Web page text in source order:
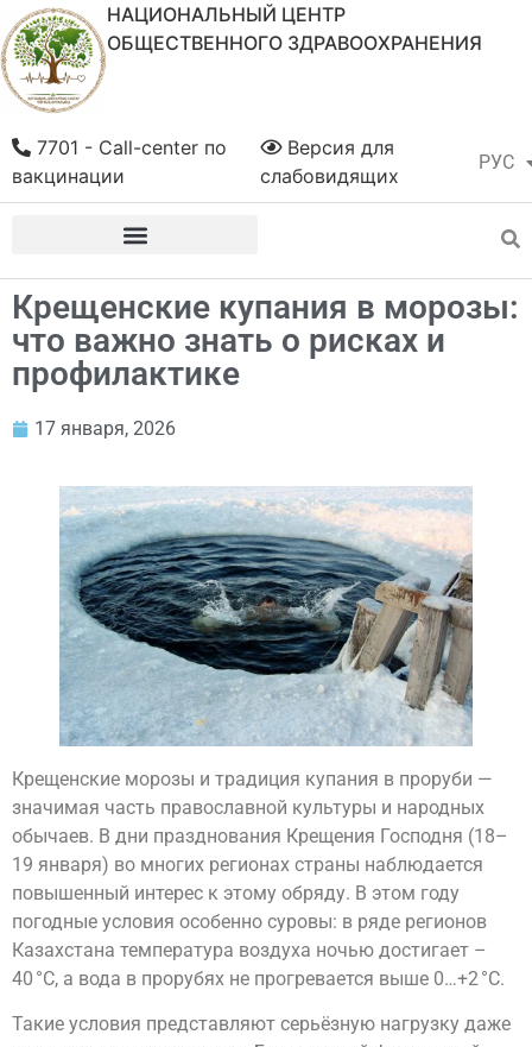
НАЦИОНАЛЬНЫЙ ЦЕНТР
ОБЩЕСТВЕННОГО ЗДРАВООХРАНЕНИЯ
РУС
ҚАЗ
Версия для
слабовидящих
7701 - Call-center по
вакцинации
Крещенские купания в морозы:
что важно знать о рисках и
профилактике
17 января, 2026
Крещенские морозы и традиция купания в проруби —
значимая часть православной культуры и народных
обычаев. В дни празднования Крещения Господня (18–
19 января) во многих регионах страны наблюдается
повышенный интерес к этому обряду. В этом году
погодные условия особенно суровы: в ряде регионов
Казахстана температура воздуха ночью достигает –
40 °C, а вода в прорубях не прогревается выше 0…+2 °C.
Такие условия представляют серьёзную нагрузку даже